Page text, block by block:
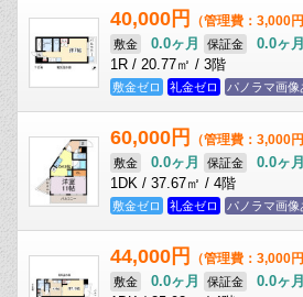
40,000円 （管理費：3,000円
敷金 0.0ヶ月 保証金 0.0ヶ月
1R / 20.77㎡ / 3階
敷金ゼロ 礼金ゼロ パノラマ画像
60,000円 （管理費：3,000円
敷金 0.0ヶ月 保証金 0.0ヶ月
1DK / 37.67㎡ / 4階
敷金ゼロ 礼金ゼロ パノラマ画像
44,000円 （管理費：3,000円
敷金 0.0ヶ月 保証金 0.0ヶ月